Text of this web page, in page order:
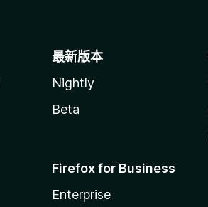
最新版本
Nightly
Beta
Firefox for Business
Enterprise